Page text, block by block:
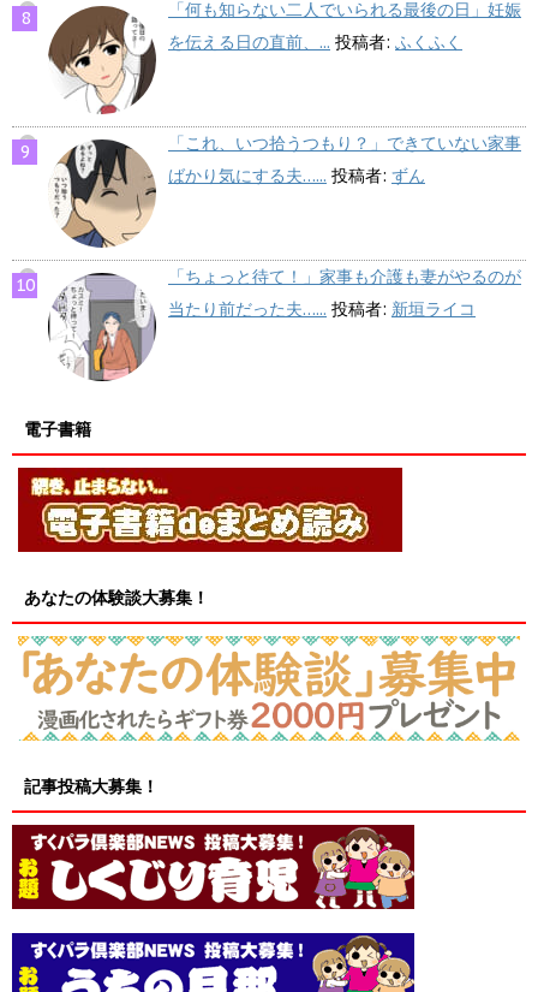
「何も知らない二人でいられる最後の日」妊娠
を伝える日の直前、... 投稿者: ふくふく
「これ、いつ拾うつもり？」できていない家事
ばかり気にする夫…... 投稿者: ずん
「ちょっと待て！」家事も介護も妻がやるのが
当たり前だった夫…... 投稿者: 新垣ライコ
電子書籍
あなたの体験談大募集！
記事投稿大募集！